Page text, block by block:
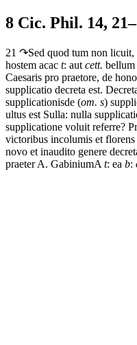
8 Cic. Phil. 14,
21 ↷Sed quod tum non licuit,
hostem acac t: aut cett. bellum
Caesaris pro praetore, de
supplicatio decreta est.
supplicationisde (om. s)
ultus est Sulla: nulla
supplicatione voluit referre?
victoribus incolumis et florens
novo et inaudito genere
praeterA. GabiniumA t: ea b: